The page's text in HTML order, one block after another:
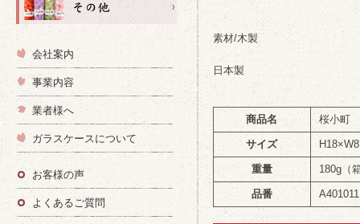
素材/木製
日本製
商品名 桜小町
サイズ
重量 180g（
品番 A401011
会社案内
事業内容
業者様へ
ガラスケースについて
お客様の声
よくあるご質問